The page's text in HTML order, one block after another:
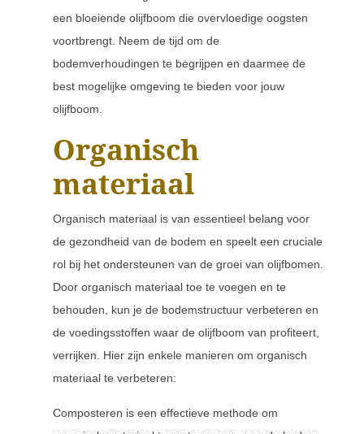
een bloeiende olijfboom die overvloedige oogsten
voortbrengt. Neem de tijd om de
bodemverhoudingen te begrijpen en daarmee de
best mogelijke omgeving te bieden voor jouw
olijfboom.
Organisch
materiaal
Organisch materiaal is van essentieel belang voor
de gezondheid van de bodem en speelt een cruciale
rol bij het ondersteunen van de groei van olijfbomen.
Door organisch materiaal toe te voegen en te
behouden, kun je de bodemstructuur verbeteren en
de voedingsstoffen waar de olijfboom van profiteert,
verrijken. Hier zijn enkele manieren om organisch
materiaal te verbeteren:
Composteren is een effectieve methode om